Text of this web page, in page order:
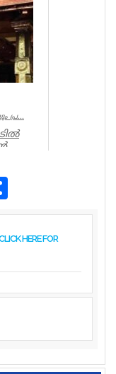
പ്ര...
HERE FOR